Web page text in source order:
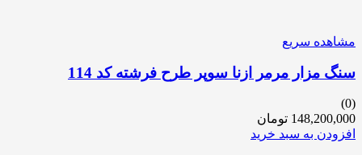
مشاهده سریع
سنگ مزار مرمر ازنا سوپر طرح فرشته کد 114
(0)
148,200,000 تومان
افزودن به سبد خرید